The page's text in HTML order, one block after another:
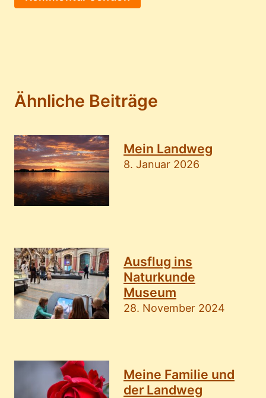
Ähnliche Beiträge
Mein Landweg
8. Januar 2026
Ausflug ins
Naturkunde
Museum
28. November 2024
Meine Familie und
der Landweg